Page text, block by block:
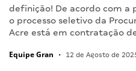
definição! De acordo com a
o processo seletivo da
Acre está em contratação
Equipe Gran • 12 de Agosto de